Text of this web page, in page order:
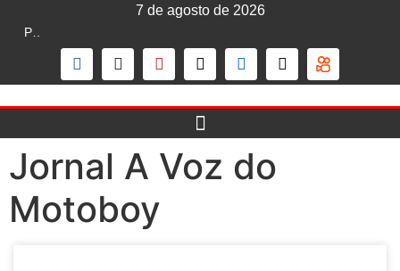
7 de agosto de 2026
Jornal A Voz do
Motoboy